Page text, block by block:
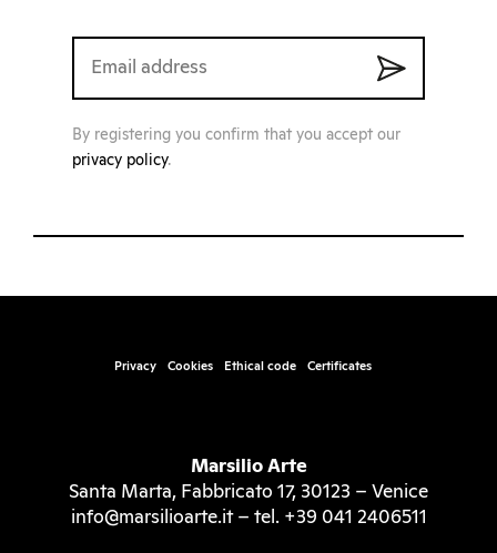
By registering you confirm that you accept our
privacy policy.
Privacy Cookies Ethical code Certificates
Marsilio Arte
Santa Marta, Fabbricato 17, 30123 – Venice
info@marsilioarte.it – tel. +39 041 2406511